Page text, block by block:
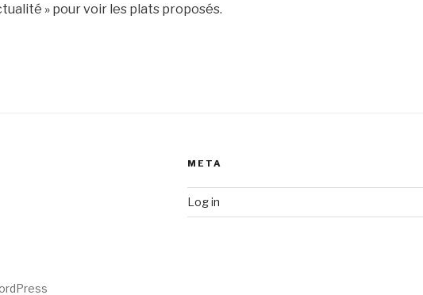
» pour voir les plats proposés.
META
Log in